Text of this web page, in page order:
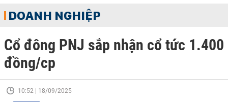
DOANH NGHIỆP
Cổ đông PNJ sắp nhận cổ tức 1.400
đồng/cp
10:52 | 18/09/2025